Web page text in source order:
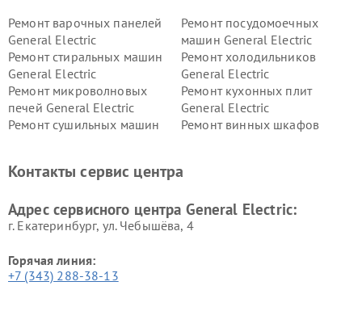
Ремонт варочных панелей
General Electric
Ремонт посудомоечных
машин General Electric
Ремонт стиральных машин
General Electric
Ремонт холодильников
General Electric
Ремонт микроволновых
печей General Electric
Ремонт кухонных плит
General Electric
Ремонт сушильных машин
Ремонт винных шкафов
Electric
General Electric
Контакты сервис центра
Адрес сервисного центра General Electric:
г. Екатеринбург, ул. Чебышёва, 4
Горячая линия:
+7 (343) 288-38-13